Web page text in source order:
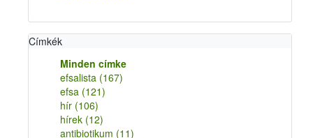
Címkék
Minden címke
efsalista (167)
efsa (121)
hír (106)
hírek (12)
antibiotikum (11)